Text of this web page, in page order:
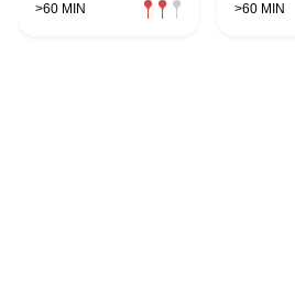
>60 MIN >60 MIN